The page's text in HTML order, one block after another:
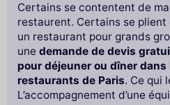
Certains se contentent de
restaurent. Certains se
un restaurant pour grands
une demande de devis
pour déjeuner ou dîner dans
restaurants de Paris. Ce qui
L’accompagnement d’une